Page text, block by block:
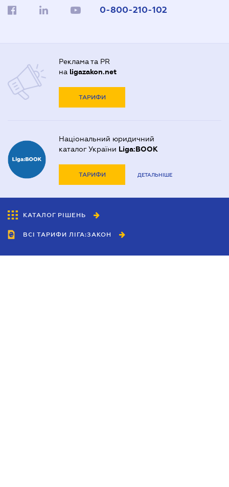
0-800-210-102
Реклама та PR
на ligazakon.net
ТАРИФИ
Національний юридичний
каталог України Liga:BOOK
ТАРИФИ ДЕТАЛЬНІШЕ
КАТАЛОГ РІШЕНЬ
ВСІ ТАРИФИ ЛІГА:ЗАКОН